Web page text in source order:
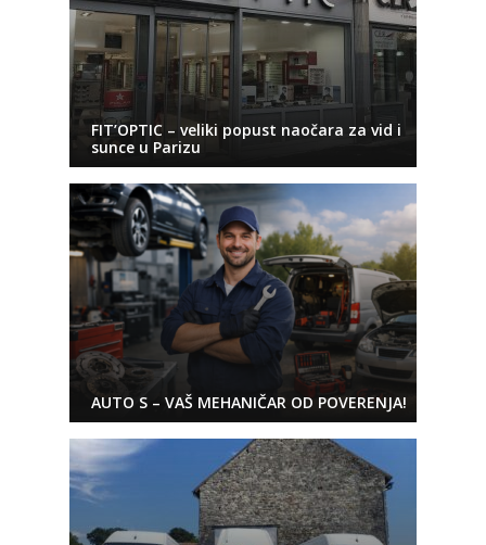
FIT’OPTIC – veliki popust naočara za vid i
sunce u Parizu
AUTO S – VAŠ MEHANIČAR OD POVERENJA!